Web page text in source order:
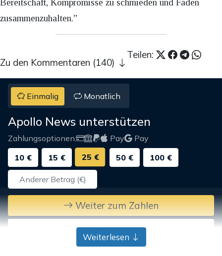
Bereitschaft, Kompromisse zu schmieden und Fäden
zusammenzuhalten.”
Teilen:
Zu den Kommentaren (140)
Einmalig Monatlich
Apollo News unterstützen
Zahlungsoptionen: Pay
Pay
10 €
15 € 25 € 50 € 100 €
Weiter zum Zahlen
Bank-Überweisung
Weiterlesen